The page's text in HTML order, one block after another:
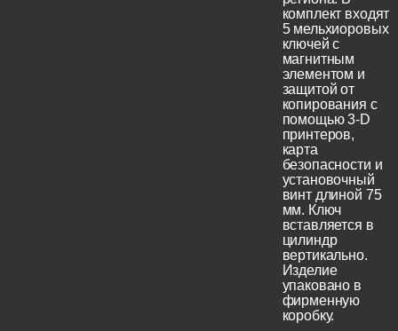
комплект входят
5 мельхиоровых
ключей с
магнитным
элементом и
защитой от
копирования с
помощью 3-D
принтеров,
карта
безопасности и
установочный
винт длиной 75
мм. Ключ
вставляется в
цилиндр
вертикально.
Изделие
упаковано в
фирменную
коробку.